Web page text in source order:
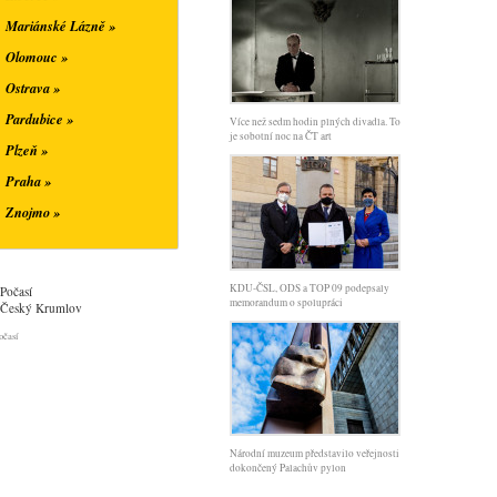
Více než sedm hodin plných divadla. To
je sobotní noc na ČT art
KDU-ČSL, ODS a TOP 09 podepsaly
memorandum o spolupráci
Národní muzeum představilo veřejnosti
dokončený Palachův pylon
Mariánské Lázně »
Olomouc »
Ostrava »
Pardubice »
Plzeň »
Praha »
Znojmo »
Počasí
Český Krumlov